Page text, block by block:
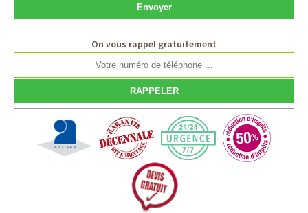
On vous rappel gratuitement